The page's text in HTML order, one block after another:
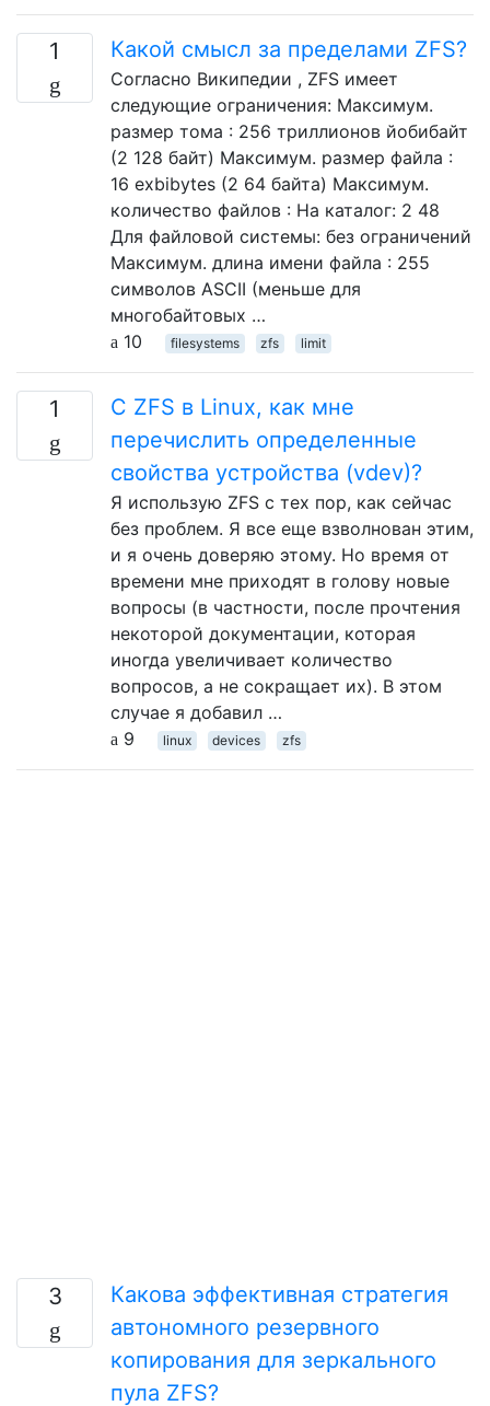
1 Какой смысл за пределами ZFS?
Согласно Википедии , ZFS имеет
следующие ограничения: Максимум.
размер тома : 256 триллионов йобибайт
(2 128 байт) Максимум. размер файла :
16 exbibytes (2 64 байта) Максимум.
количество файлов : На каталог: 2 48
Для файловой системы: без ограничений
Максимум. длина имени файла : 255
символов ASCII (меньше для
многобайтовых …
10
filesystems zfs limit
1
С ZFS в Linux, как мне
перечислить определенные
свойства устройства (vdev)?
Я использую ZFS с тех пор, как сейчас
без проблем. Я все еще взволнован этим,
и я очень доверяю этому. Но время от
времени мне приходят в голову новые
вопросы (в частности, после прочтения
некоторой документации, которая
иногда увеличивает количество
вопросов, а не сокращает их). В этом
случае я добавил …
9
linux devices zfs
3
Какова эффективная стратегия
автономного резервного
копирования для зеркального
пула ZFS?